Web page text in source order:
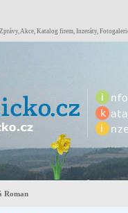
Akce, Katalog firem, Inzeráty,
Roman